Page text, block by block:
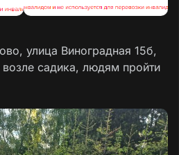
улица Виноградная 15б,
возле садика, людям пройти